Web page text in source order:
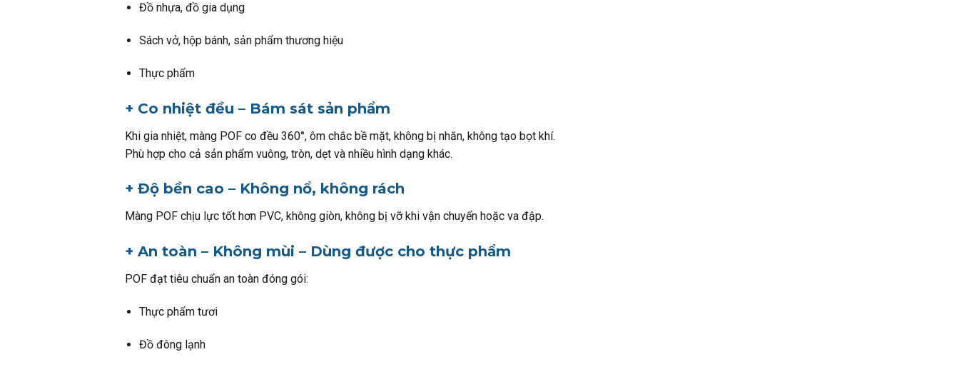
Đồ nhựa, đồ gia dụng
Sách vở, hộp bánh, sản phẩm thương hiệu
Thực phẩm
+ Co nhiệt đều – Bám sát sản phẩm
Khi gia nhiệt, màng POF co đều 360°, ôm chắc bề mặt, không bị nhăn, không tạo bọt khí.
Phù hợp cho cả sản phẩm vuông, tròn, dẹt và nhiều hình dạng khác.
+ Độ bền cao – Không nổ, không rách
Màng POF chịu lực tốt hơn PVC, không giòn, không bị vỡ khi vận chuyển hoặc va đập.
+ An toàn – Không mùi – Dùng được cho thực phẩm
POF đạt tiêu chuẩn an toàn đóng gói:
Thực phẩm tươi
Đồ đông lạnh